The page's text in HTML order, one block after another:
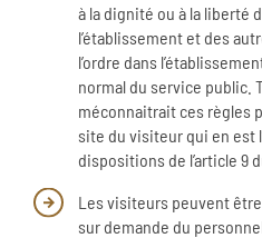
à la dignité ou à la liberté
l’établissement et des
l’ordre dans
normal du service public.
méconnaitrait ces règles
site du visiteur qui en est
dispositions de l’article 9
Les visiteurs peuvent
sur demande du